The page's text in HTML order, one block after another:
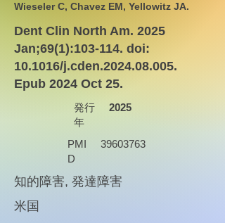
Wieseler C, Chavez EM, Yellowitz JA.
Dent Clin North Am. 2025
Jan;69(1):103-114. doi:
10.1016/j.cden.2024.08.005.
Epub 2024 Oct 25.
発行
年
2025
PMI
D
39603763
知的障害, 発達障害
米国